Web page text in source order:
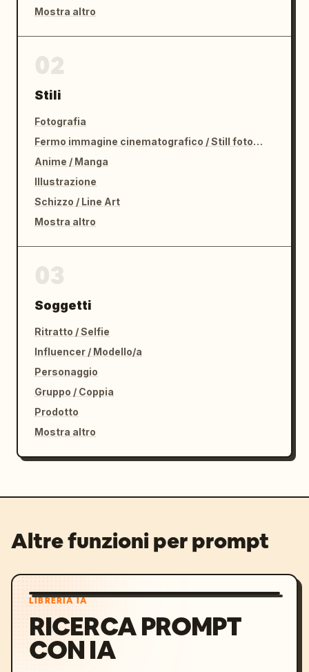
Mostra altro
Stili
Fotografia
Fermo immagine cinematografico / Still fotografico
Anime / Manga
Illustrazione
Schizzo / Line Art
Mostra altro
Soggetti
Ritratto / Selfie
Influencer / Modello/a
Personaggio
Gruppo / Coppia
Prodotto
Mostra altro
Altre funzioni per prompt
LIBRERIA IA
RICERCA PROMPT
CON IA